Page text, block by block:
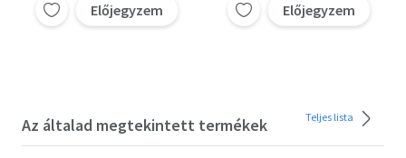
Előjegyzem Előjegyzem
Az általad megtekintett termékek Teljes lista